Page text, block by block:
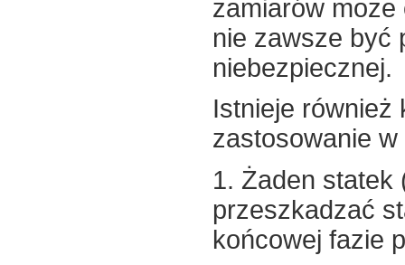
zamiarów może
nie zawsze być
niebezpiecznej.
Istnieje również
zastosowanie
1. Żaden statek
przeszkadzać
końcowej fazie